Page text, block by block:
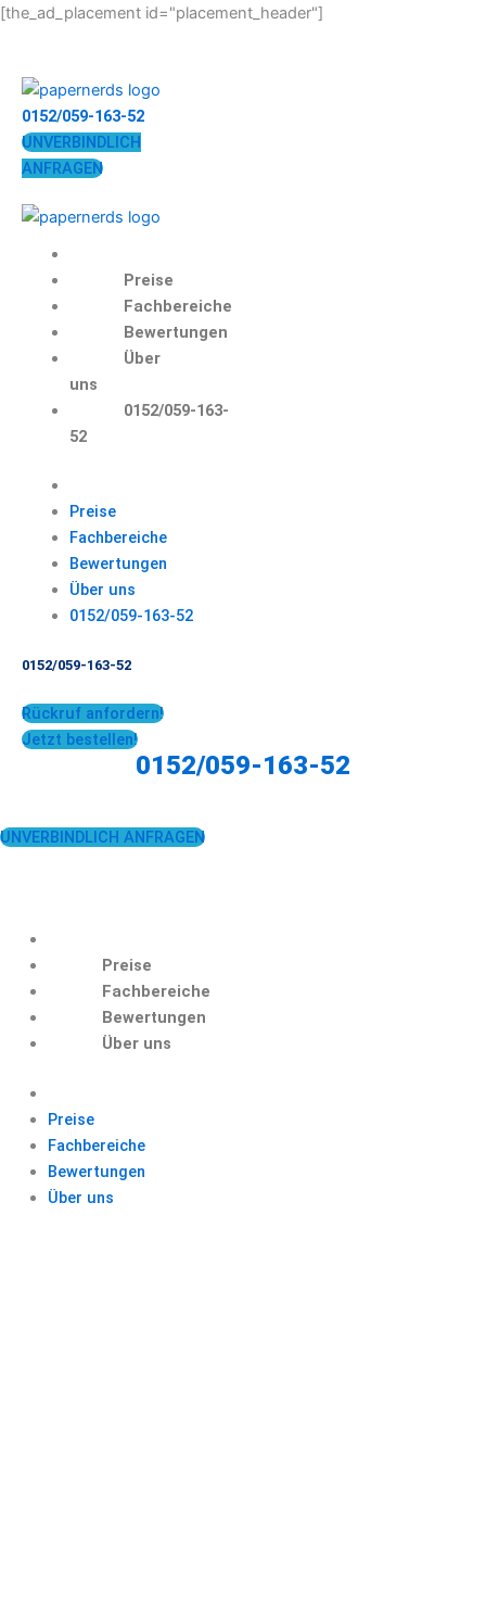
[the_ad_placement id="placement_header"]
Zum
0152/059-163-52
UNVERBINDLICH
ANFRAGEN
Preise
Fachbereiche
Bewertungen
Über
uns
0152/059-163-
52
Preise
Fachbereiche
Bewertungen
Über uns
0152/059-163-52
0152/059-163-52
Rückruf anfordern!
Jetzt bestellen!
0152/059-163-52
UNVERBINDLICH ANFRAGEN
Preise
Fachbereiche
Bewertungen
Über uns
Preise
Fachbereiche
Bewertungen
Über uns